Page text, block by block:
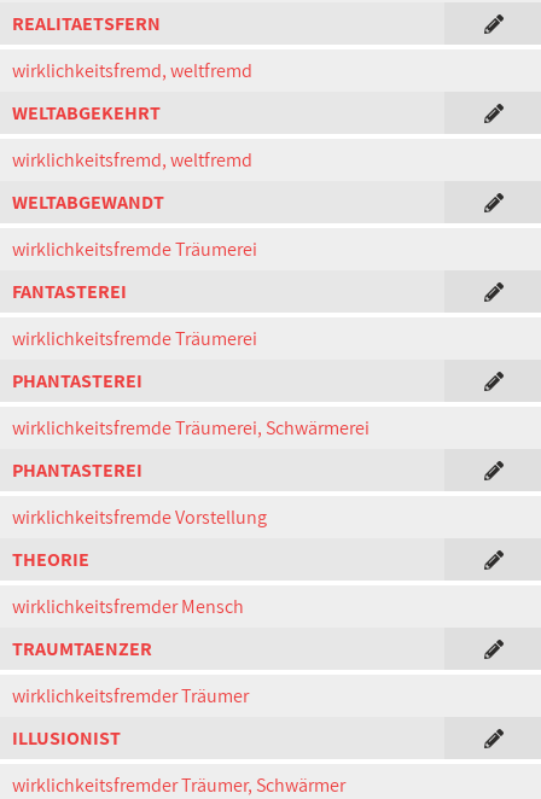
REALITAETSFERN
wirklichkeitsfremd, weltfremd
WELTABGEKEHRT
wirklichkeitsfremd, weltfremd
WELTABGEWANDT
wirklichkeitsfremde Träumerei
FANTASTEREI
wirklichkeitsfremde Träumerei
PHANTASTEREI
wirklichkeitsfremde Träumerei, Schwärmerei
PHANTASTEREI
wirklichkeitsfremde Vorstellung
THEORIE
wirklichkeitsfremder Mensch
TRAUMTAENZER
wirklichkeitsfremder Träumer
ILLUSIONIST
wirklichkeitsfremder Träumer, Schwärmer